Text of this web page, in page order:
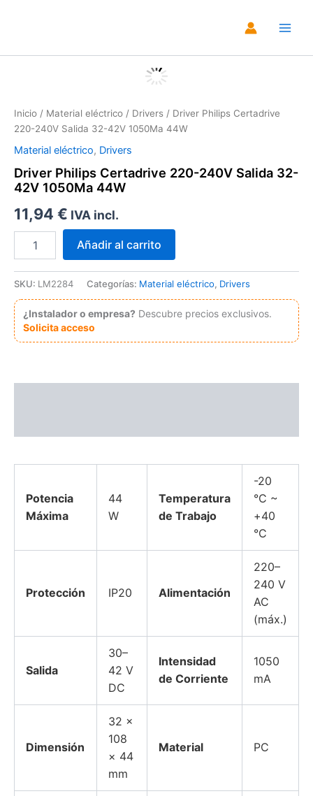
Inicio / Material eléctrico / Drivers / Driver Philips Certadrive
220-240V Salida 32-42V 1050Ma 44W
Material eléctrico, Drivers
Driver Philips Certadrive 220-240V Salida 32-
42V 1050Ma 44W
11,94 € IVA incl.
Philips
220-
Salida
32-
42V
Añadir al carrito
SKU: LM2284 Categorías: Material eléctrico, Drivers
¿Instalador o empresa? Descubre precios exclusivos.
Solicita acceso
Potencia
Máxima
44
W
Temperatura
de Trabajo
-20
°C ~
+40
°C
Protección IP20 Alimentación
220–
240 V
AC
(máx.)
Salida
30–
42 V
DC
Intensidad
de Corriente
1050
mA
Dimensión
32 ×
108
× 44
mm
Material PC